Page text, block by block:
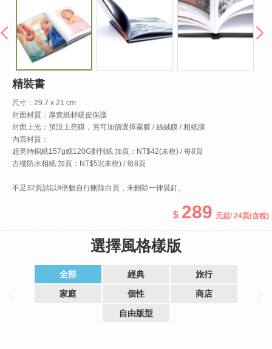
︿ ﹀
精裝書
尺寸：29.7 x 21 cm
封面材質：厚實紙材硬皮保護
封面上光：預設上亮膜，另可加價選擇霧膜 / 絲絨膜 / 相紙膜
內頁材質：
超亮特銅紙157g或120G劃刊紙 加頁：NT$42(未稅) / 每8頁
古樓防水相紙 加頁：NT$53(未稅) / 每8頁
不足32頁請以8倍數自行刪除白頁，未刪除一律裝釘。
289 起/ 24頁(含稅)
選擇風格樣版
全部 經典
旅行
家庭
個性
商店
自由版型